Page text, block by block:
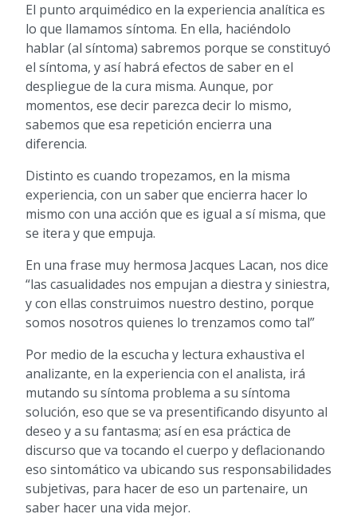
El punto arquimédico en la experiencia analítica es
lo que llamamos síntoma. En ella, haciéndolo
hablar (al síntoma) sabremos porque se constituyó
el síntoma, y así habrá efectos de saber en el
despliegue de la cura misma. Aunque, por
momentos, ese decir parezca decir lo mismo,
sabemos que esa repetición encierra una
diferencia.
Distinto es cuando tropezamos, en la misma
experiencia, con un saber que encierra hacer lo
mismo con una acción que es igual a sí misma, que
se itera y que empuja.
En una frase muy hermosa Jacques Lacan, nos dice
“las casualidades nos empujan a diestra y siniestra,
y con ellas construimos nuestro destino, porque
somos nosotros quienes lo trenzamos como tal”
Por medio de la escucha y lectura exhaustiva el
analizante, en la experiencia con el analista, irá
mutando su síntoma problema a su síntoma
solución, eso que se va presentificando disyunto al
deseo y a su fantasma; así en esa práctica de
discurso que va tocando el cuerpo y deflacionando
eso sintomático va ubicando sus responsabilidades
subjetivas, para hacer de eso un partenaire, un
saber hacer una vida mejor.